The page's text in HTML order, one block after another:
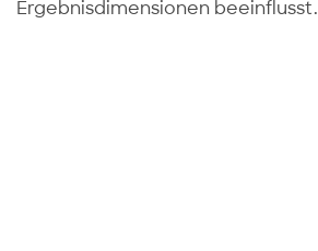
Ergebnisdimensionen beeinflusst.